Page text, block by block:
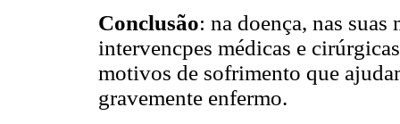
Conclusão: na doença, nas suas
intervencpes médicas e
motivos de sofrimento que
gravemente enfermo.